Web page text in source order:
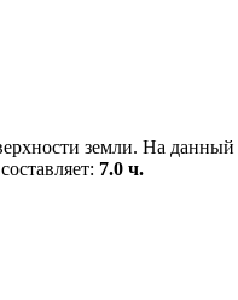
земли. На данный
7.0 ч.